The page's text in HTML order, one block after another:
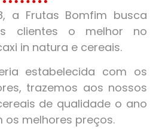
a Frutas Bomfim busca
clientes o melhor no
in natura e cereais.
estabelecida com os
trazemos aos nossos
de qualidade o ano
melhores preços.